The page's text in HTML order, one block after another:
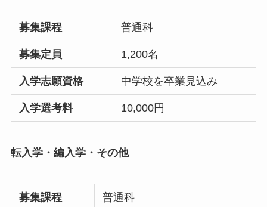
募集課程 普通科
募集定員 1,200名
入学志願資格 中学校を卒業見込み
入学選考料 10,000円
転入学・編入学・その他
募集課程 普通科